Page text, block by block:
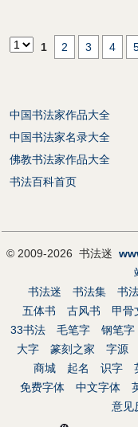
1 2 3 4
中国书法家作品大全
中国书法家名录大全
佛教书法家作品大全
书法百科首页
© 2009-2026 书法迷
书法迷
书法集 书
五体书
古风书 甲骨
33书法
毛笔字 钢笔字
大字
篆刻之家 字源
商城
起名 识字
免费字体
中文字体
意见